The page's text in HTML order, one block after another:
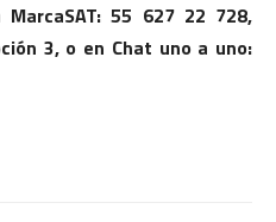
55 627 22 728,
3, o en Chat uno a uno: